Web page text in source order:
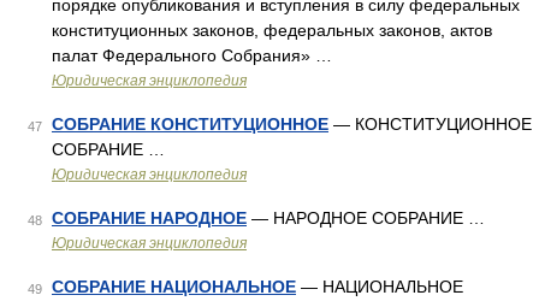
порядке опубликования и вступления в силу федеральных
конституционных законов, федеральных законов, актов
палат Федерального Собрания» …
Юридическая энциклопедия
47 СОБРАНИЕ КОНСТИТУЦИОННОЕ — КОНСТИТУЦИОННОЕ
СОБРАНИЕ …
Юридическая энциклопедия
48 СОБРАНИЕ НАРОДНОЕ — НАРОДНОЕ СОБРАНИЕ …
Юридическая энциклопедия
49 СОБРАНИЕ НАЦИОНАЛЬНОЕ — НАЦИОНАЛЬНОЕ